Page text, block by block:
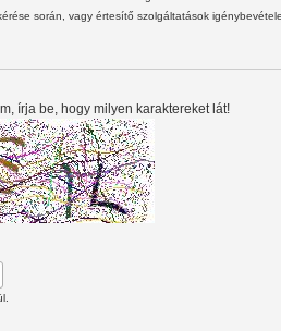
során, vagy értesítő szolgáltatások
írja be, hogy milyen karaktereket lát!